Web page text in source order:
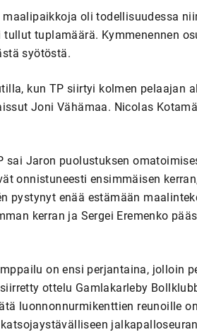
oli todellisuudessa
tuplamäärä. Kymmenennen
syötöstä.
kun TP siirtyi kolmen pelaajan
Joni Vähämaa. Nicolas
sai Jaron puolustuksen
onnistuneesti ensimmäisen
pystynyt enää estämään
kerran ja Sergei Eremenko
on ensi perjantaina, jolloin
ottelu Gamlakarleby
luonnonnurmikenttien reunoille